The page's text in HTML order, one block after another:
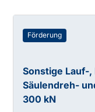
Förderung
Sonstige Lauf-
Säulendreh-
300 kN